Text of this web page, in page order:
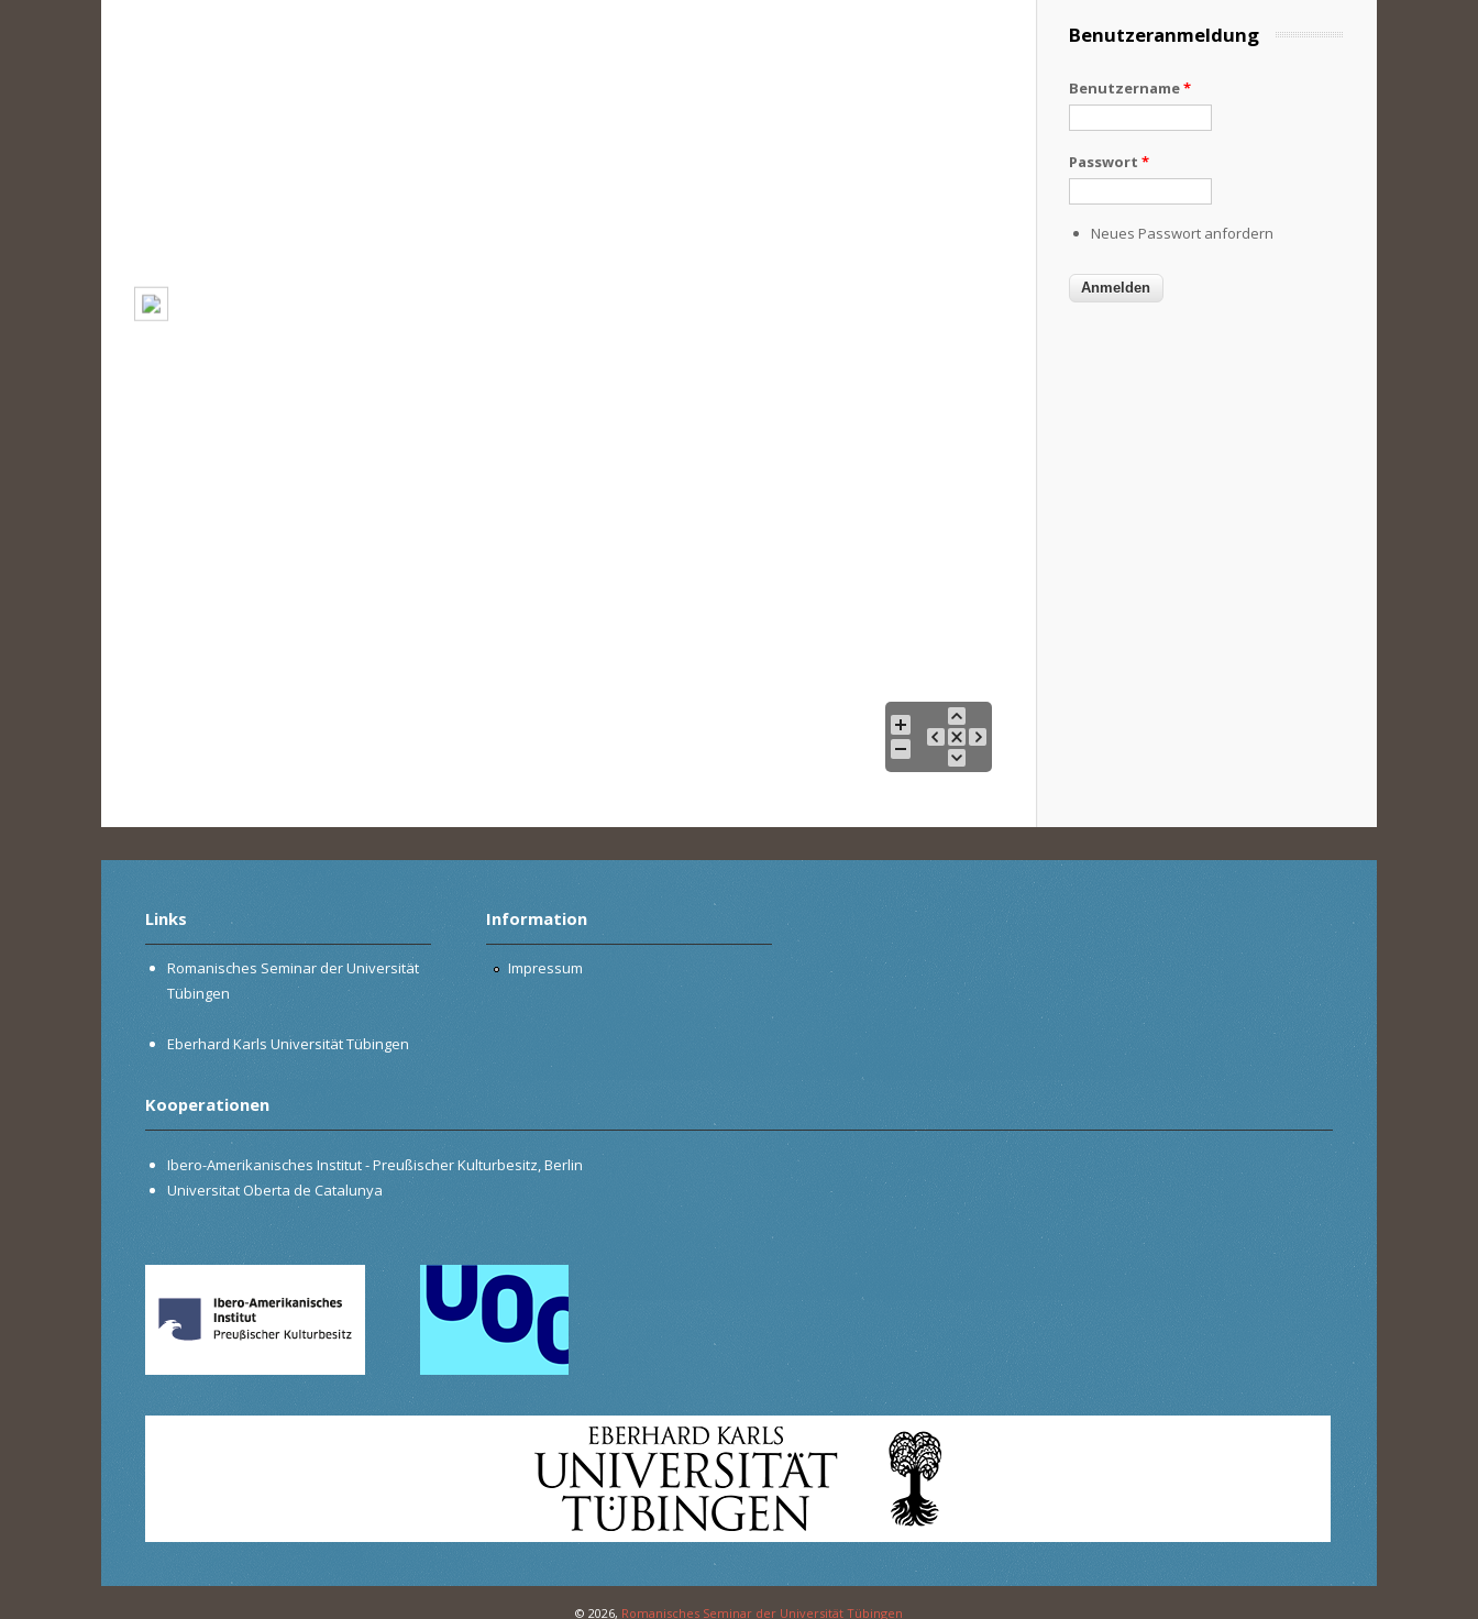
Benutzeranmeldung
Benutzername*
Passwort *
Neues Passwort anfordern
Links
Romanisches Seminar der Universität
Tübingen
Eberhard Karls Universität Tübingen
Information
Impressum
Kooperationen
Ibero-Amerikanisches Institut - Preußischer Kulturbesitz, Berlin
Universitat Oberta de Catalunya
© 2026, Romanisches Seminar der Universität Tübingen